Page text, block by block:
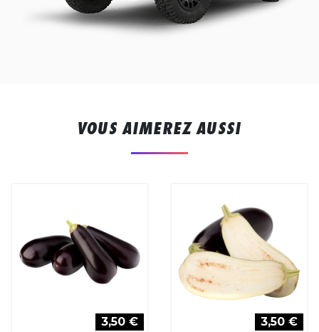
VOUS AIMEREZ AUSSI
3,50 € 3,50 €